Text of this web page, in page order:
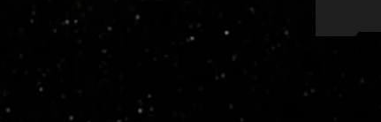
Recruitment service url to use: https://eve-web-